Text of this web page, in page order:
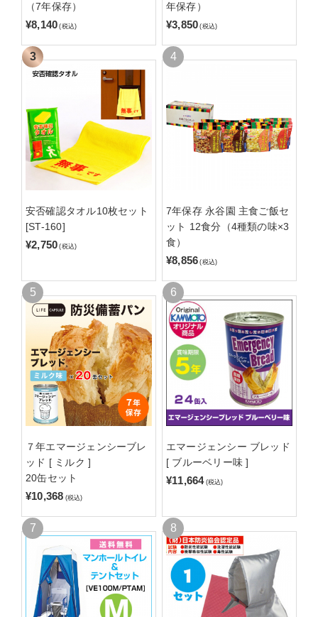
（7年保存）
¥8,140 (税込)
年保存）
¥3,850 (税込)
安否確認タオル10枚セット
[ST-160]
¥2,750 (税込)
7年保存 永谷園 主食ご飯セ
ット 12食分（4種類の味×3
食）
¥8,856 (税込)
７年エマージェンシーブレ
ッド [ ミルク ]
20缶セット
¥10,368 (税込)
エマージェンシー ブレッド
[ ブルーベリー味 ]
¥11,664 (税込)